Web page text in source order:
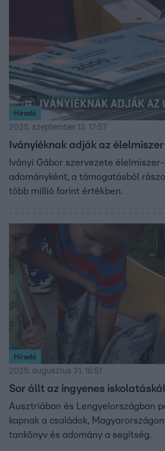
Híradó
2025. szeptember 13. 17:57
Iványiéknak adják az
Iványi Gábor szervezete
adományként, a támogatásból
több millió forint értékben.
Híradó
2025. augusztus 31. 16:51
Sor állt az ingyenes
Ausztriában és Lengyelországban
kapnak a családok,
tankönyv és adomány a segítség.